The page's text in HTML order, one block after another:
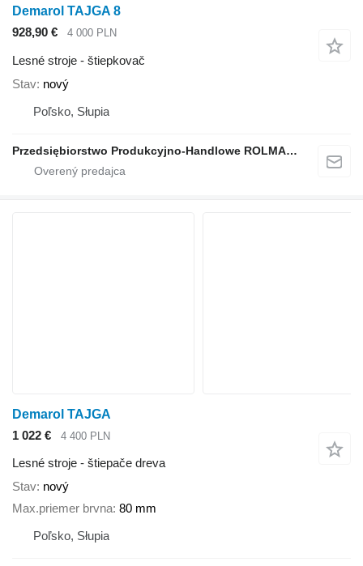
Demarol TAJGA 8
928,90 €
4 000 PLN
Lesné stroje - štiepkovač
Stav nový
Poľsko, Słupia
Przedsiębiorstwo Produkcyjno-Handlowe ROLMAPOL Marcin Dziekan
Demarol TAJGA
1 022 €
4 400 PLN
Lesné stroje - štiepače dreva
Stav nový
Max.priemer brvna 80 mm
Poľsko, Słupia